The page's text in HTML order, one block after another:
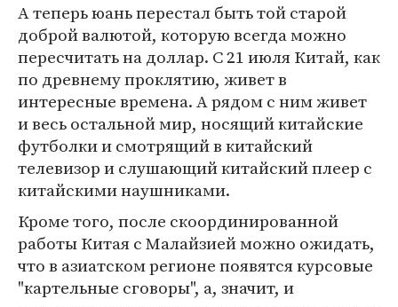
А теперь юань перестал быть той старой
доброй валютой, которую всегда можно
пересчитать на доллар. С 21 июля Китай, как
по древнему проклятию, живет в
интересные времена. А рядом с ним живет
и весь остальной мир, носящий китайские
футболки и смотрящий в китайский
телевизор и слушающий китайский плеер с
китайскими наушниками.
Кроме того, после скоординированной
работы Китая с Малайзией можно ожидать,
что в азиатском регионе появятся курсовые
"картельные сговоры", а, значит, и